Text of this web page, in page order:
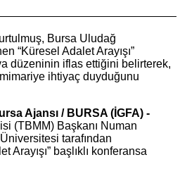
Bursa Uludağ
“Küresel Adalet Arayışı”
düzeninin iflas ettiğini belirterek,
ihtiyaç duyduğunu
Ajansı / BURSA (İGFA) -
(TBMM) Başkanı Numan
tarafından
Arayışı” başlıklı konferansa